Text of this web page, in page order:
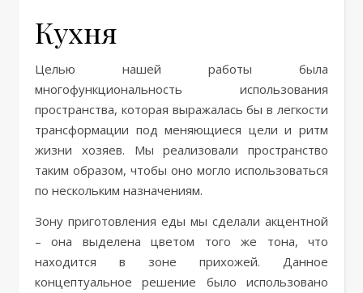
Кухня
Целью нашей работы была
многофункциональность использования
пространства, которая выражалась бы в легкости
трансформации под меняющиеся цели и ритм
жизни хозяев. Мы реализовали пространство
таким образом, чтобы оно могло использоваться
по нескольким назначениям.
Зону приготовления еды мы сделали акцентной
– она выделена цветом того же тона, что
находится в зоне прихожей. Данное
концептуальное решение было использовано